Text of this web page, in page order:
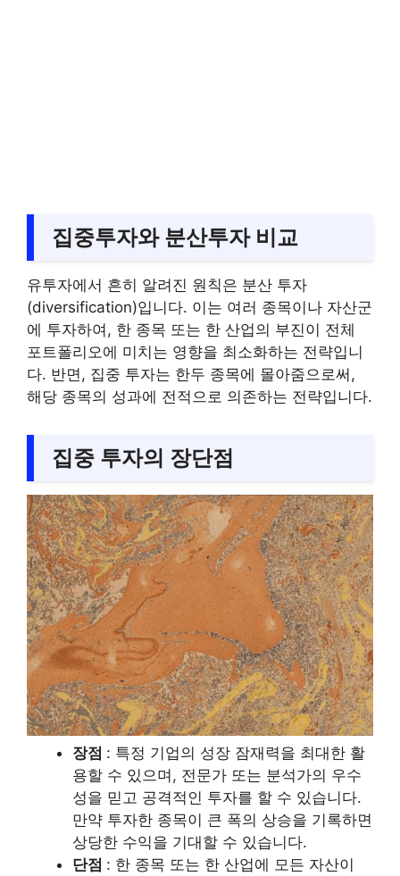
집중투자와 분산투자 비교
유투자에서 흔히 알려진 원칙은 분산 투자
(diversification)입니다. 이는 여러 종목이나 자산군
에 투자하여, 한 종목 또는 한 산업의 부진이 전체
포트폴리오에 미치는 영향을 최소화하는 전략입니
다. 반면, 집중 투자는 한두 종목에 몰아줌으로써,
해당 종목의 성과에 전적으로 의존하는 전략입니다.
집중 투자의 장단점
장점 : 특정 기업의 성장 잠재력을 최대한 활
용할 수 있으며, 전문가 또는 분석가의 우수
성을 믿고 공격적인 투자를 할 수 있습니다.
만약 투자한 종목이 큰 폭의 상승을 기록하면
상당한 수익을 기대할 수 있습니다.
단점 : 한 종목 또는 한 산업에 모든 자산이